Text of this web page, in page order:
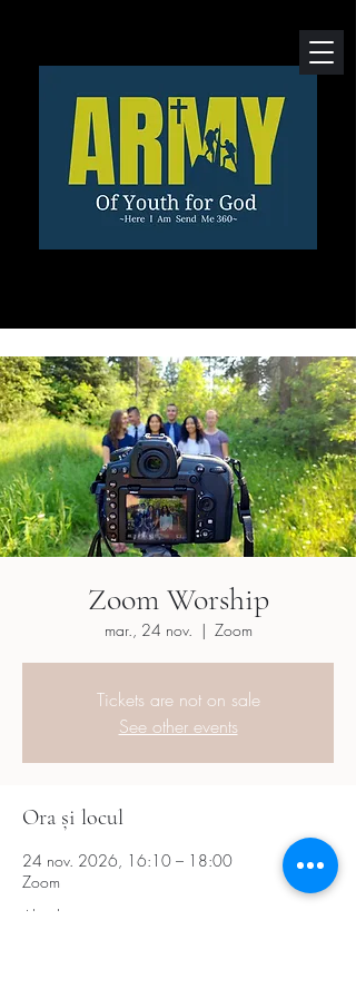
Zoom Worship
mar., 24 nov.
  |
Zoom
Tickets are not on sale
See other events
Ora și locul
24 nov. 2026, 16:10 – 18:00
Zoom
Alte date